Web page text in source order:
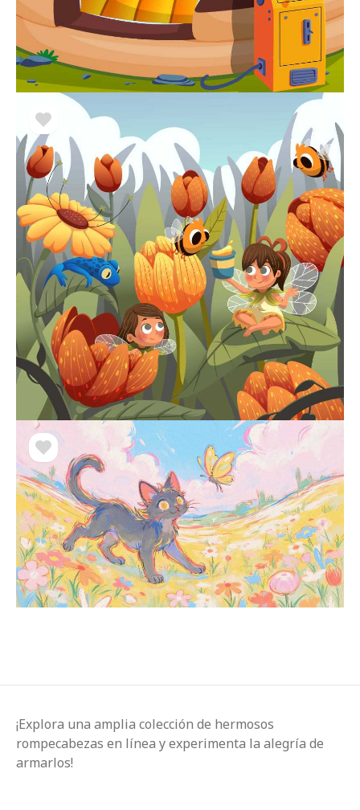
¡Explora una amplia colección de hermosos
rompecabezas en línea y experimenta la alegría de
armarlos!